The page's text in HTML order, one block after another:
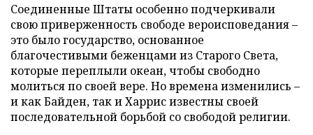
Соединенные Штаты особенно подчеркивали
свою приверженность свободе вероисповедания –
это было государство, основанное
благочестивыми беженцами из Старого Света,
которые переплыли океан, чтобы свободно
молиться по своей вере. Но времена изменились –
и как Байден, так и Харрис известны своей
последовательной борьбой со свободой религии.